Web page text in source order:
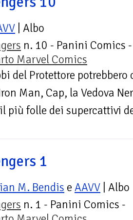
| Albo
n. 10 - Panini Comics -
Marvel Comics
del Protettore
Man, Cap, la Vedova
più folle dei supercattivi
1
M. Bendis e AAVV | Albo
n. 1 - Panini Comics -